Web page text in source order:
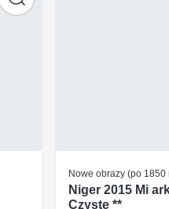
Nowe obrazy (po 1850
Niger 2015 Mi
Czyste **